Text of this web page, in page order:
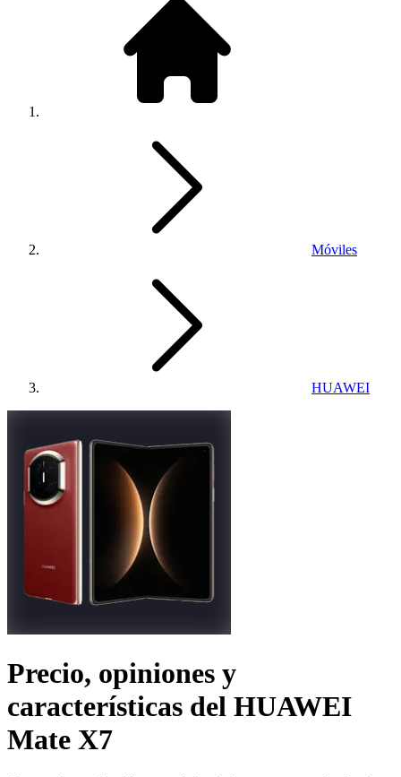
Móviles
HUAWEI
Precio, opiniones y
características del HUAWEI
Mate X7